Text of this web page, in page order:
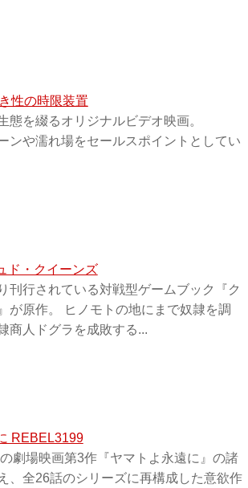
性の時限装置
態を綴るオリジナルビデオ映画。
ンや濡れ場をセールスポイントとしてい
ド・クイーンズ
刊行されている対戦型ゲームブック『ク
が原作。 ヒノモトの地にまで奴隷を調
商人ドグラを成敗する...
REBEL3199
劇場映画第3作『ヤマトよ永遠に』の諸
、全26話のシリーズに再構成した意欲作